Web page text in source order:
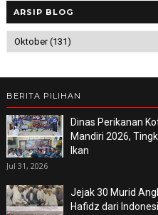
ARSIP BLOG
BERITA PILIHAN
Dinas Perikanan
Mandiri 2026,
Ikan
Jul 31, 2026
Jejak 30 Murid
Hafidz dari